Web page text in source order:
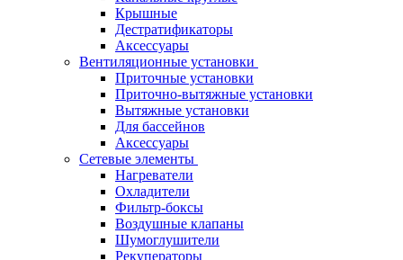
Крышные
Дестратификаторы
Аксессуары
Вентиляционные установки
Приточные установки
Приточно-вытяжные установки
Вытяжные установки
Для бассейнов
Аксессуары
Сетевые элементы
Нагреватели
Охладители
Фильтр-боксы
Воздушные клапаны
Шумоглушители
Рекуператоры